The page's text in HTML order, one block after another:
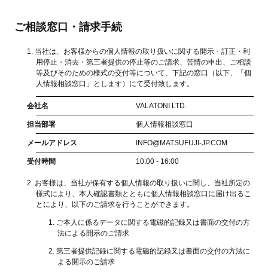
ご相談窓口・請求手続
当社は、お客様からの個人情報の取り扱いに関する開示・訂正・利
用停止・消去・第三者提供の停止等のご請求、苦情の申出、ご相談
等及びそのための様式の交付等について、下記の窓口（以下、「個
人情報相談窓口」とします）にて受付致します。
会社名 VALATONI LTD.
担当部署 個人情報相談窓口
メールアドレス INFO@MATSUFUJI-JP.COM
受付時間 10:00 - 16:00
お客様は、当社が保有する個人情報の取り扱いに関し、当社所定の
様式により、本人確認書類とともに個人情報相談窓口に届け出るこ
とにより、以下のご請求を行うことができます。
ご本人に係るデータに関する電磁的記録又は書面の交付の方
法による開示のご請求
第三者提供記録に関する電磁的記録又は書面の交付の方法に
よる開示のご請求